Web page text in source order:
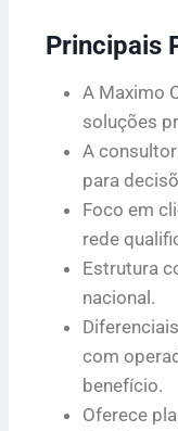
Principais
A Maximo
soluções
A
para
Foco em
rede
Estrutura
nacional.
com
benefício.
Oferece